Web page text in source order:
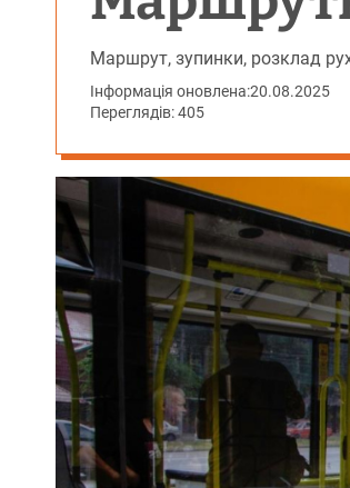
Маршрут, зупинки, розклад
Інформація оновлена:20.08.2025
Переглядів: 405